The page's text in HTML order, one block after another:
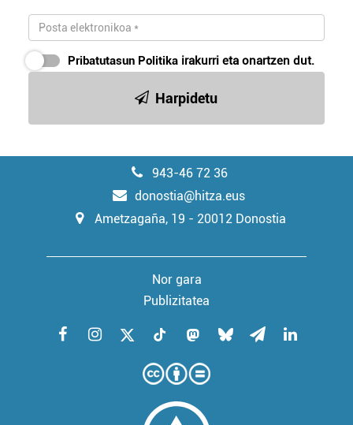
Pribatutasun Politika irakurri eta onartzen dut.
Harpidetu
943-46 72 36
donostia@hitza.eus
Ametzagaña, 19 - 20012 Donostia
Nor gara
Publizitatea